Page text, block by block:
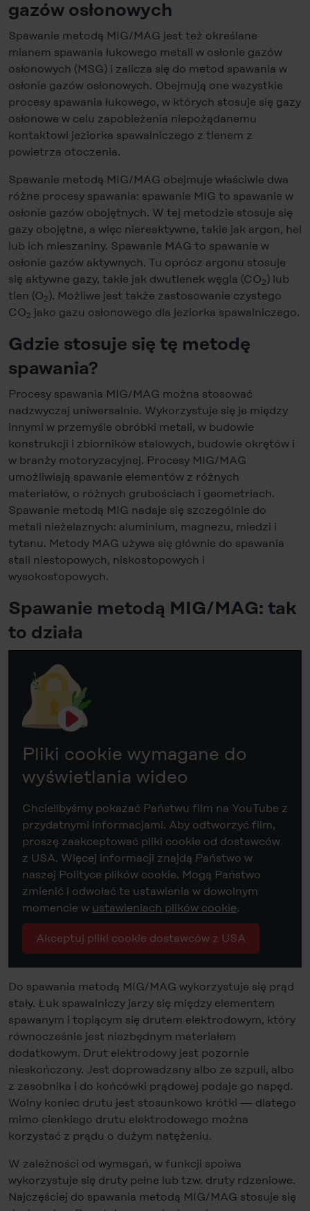
gazów osłonowych
Spawanie metodą MIG/MAG jest też określane
mianem spawania łukowego metali w osłonie gazów
osłonowych (MSG) i zalicza się do metod spawania w
osłonie gazów osłonowych. Obejmują one wszystkie
procesy spawania łukowego, w których stosuje się gazy
osłonowe w celu zapobieżenia niepożądanemu
kontaktowi jeziorka spawalniczego z tlenem z
powietrza otoczenia.
Spawanie metodą MIG/MAG obejmuje właściwie dwa
różne procesy spawania: spawanie MIG to spawanie w
osłonie gazów obojętnych. W tej metodzie stosuje się
gazy obojętne, a więc niereaktywne, takie jak argon, hel
lub ich mieszaniny. Spawanie MAG to spawanie w
osłonie gazów aktywnych. Tu oprócz argonu stosuje
się aktywne gazy, takie jak dwutlenek węgla (CO2) lub
tlen (O2). Możliwe jest także zastosowanie czystego
CO2 jako gazu osłonowego dla jeziorka spawalniczego.
Gdzie stosuje się tę metodę
spawania?
Procesy spawania MIG/MAG można stosować
nadzwyczaj uniwersalnie. Wykorzystuje się je między
innymi w przemyśle obróbki metali, w budowie
konstrukcji i zbiorników stalowych, budowie okrętów i
w branży motoryzacyjnej. Procesy MIG/MAG
umożliwiają spawanie elementów z różnych
materiałów, o różnych grubościach i geometriach.
Spawanie metodą MIG nadaje się szczególnie do
metali nieżelaznych: aluminium, magnezu, miedzi i
tytanu. Metody MAG używa się głównie do spawania
stali niestopowych, niskostopowych i
wysokostopowych.
Spawanie metodą MIG/MAG: tak
to działa
Pliki cookie wymagane do
wyświetlania wideo
Chcielibyśmy pokazać Państwu film na YouTube z
przydatnymi informacjami. Aby odtworzyć film,
proszę zaakceptować pliki cookie od dostawców
z USA. Więcej informacji znajdą Państwo w
naszej Polityce plików cookie. Mogą Państwo
zmienić i odwołać te ustawienia w dowolnym
momencie w ustawieniach plików cookie.
Akceptuj pliki cookie dostawców z USA
Do spawania metodą MIG/MAG wykorzystuje się prąd
stały. Łuk spawalniczy jarzy się między elementem
spawanym i topiącym się drutem elektrodowym, który
równocześnie jest niezbędnym materiałem
dodatkowym. Drut elektrodowy jest pozornie
nieskończony. Jest doprowadzany albo ze szpuli, albo
z zasobnika i do końcówki prądowej podaje go napęd.
Wolny koniec drutu jest stosunkowo krótki — dlatego
mimo cienkiego drutu elektrodowego można
korzystać z prądu o dużym natężeniu.
W zależności od wymagań, w funkcji spoiwa
wykorzystuje się druty pełne lub tzw. druty rdzeniowe.
Najczęściej do spawania metodą MIG/MAG stosuje się